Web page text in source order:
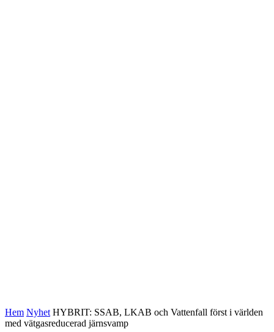
Hem Nyhet HYBRIT: SSAB, LKAB och Vattenfall först i världen
med vätgasreducerad järnsvamp